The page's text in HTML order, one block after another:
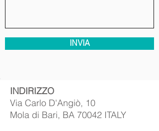
INVIA
​INDIRIZZO
Via Carlo D'Angiò, 10
Mola di Bari, BA 70042 ITALY